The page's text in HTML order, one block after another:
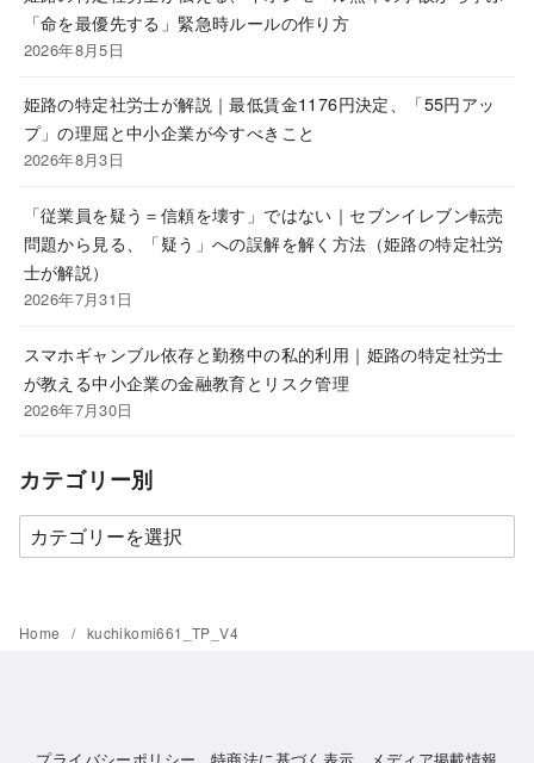
「命を最優先する」緊急時ルールの作り方
2026年8月5日
姫路の特定社労士が解説｜最低賃金1176円決定、「55円アッ
プ」の理屈と中小企業が今すべきこと
2026年8月3日
「従業員を疑う＝信頼を壊す」ではない｜セブンイレブン転売
問題から見る、「疑う」への誤解を解く方法（姫路の特定社労
士が解説）
2026年7月31日
スマホギャンブル依存と勤務中の私的利用｜姫路の特定社労士
が教える中小企業の金融教育とリスク管理
2026年7月30日
カテゴリー別
カ
テ
リ
Home kuchikomi661_TP_V4